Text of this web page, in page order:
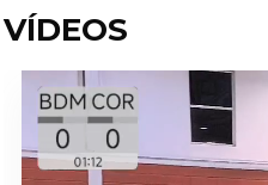
VÍDEOS